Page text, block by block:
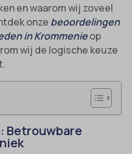
en waarom wij zoveel
onze beoordelingen
in Krommenieop
wij de logische keuze
Betrouwbare